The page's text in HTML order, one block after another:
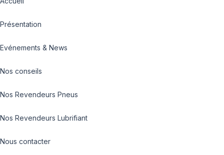
Présentation
Evénements & News
Nos conseils
Nos Revendeurs Pneus
Nos Revendeurs Lubrifiant
Nous contacter